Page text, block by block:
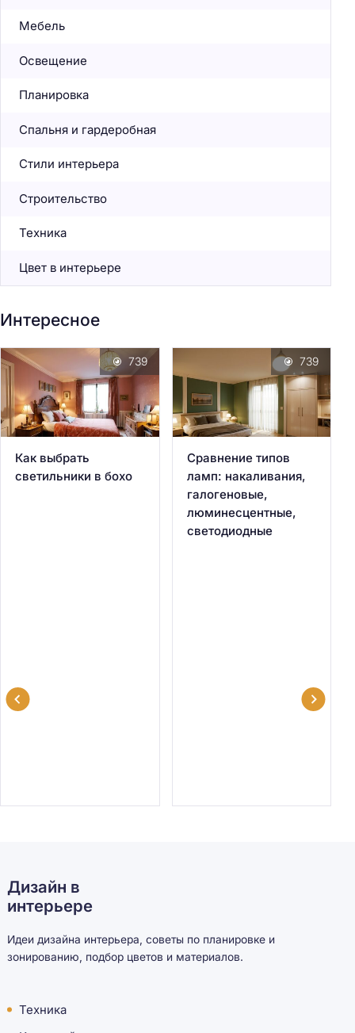
Мебель
Освещение
Планировка
Спальня и гардеробная
Стили интерьера
Строительство
Техника
Цвет в интерьере
Интересное
Как выбрать
светильники в бохо
739
Сравнение типов
ламп: накаливания,
галогеновые,
люминесцентные,
светодиодные
739
Дизайн в
интерьере
Идеи дизайна интерьера, советы по планировке и
зонированию, подбор цветов и материалов.
Техника